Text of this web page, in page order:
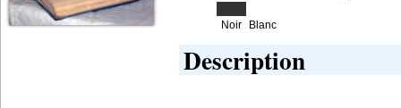
Noir Blanc
Description